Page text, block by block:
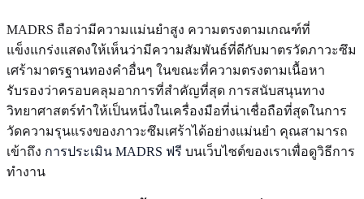
MADRS ถือว่ามีความแม่นยำสูง ความตรงตามเกณฑ์ที่
แข็งแกร่งแสดงให้เห็นว่ามีความสัมพันธ์ที่ดีกับมาตรวัดภาวะซึม
เศร้ามาตรฐานทองคำอื่นๆ ในขณะที่ความตรงตามเนื้อหา
รับรองว่าครอบคลุมอาการที่สำคัญที่สุด การสนับสนุนทาง
วิทยาศาสตร์ทำให้เป็นหนึ่งในเครื่องมือที่น่าเชื่อถือที่สุดในการ
วัดความรุนแรงของภาวะซึมเศร้าได้อย่างแม่นยำ คุณสามารถ
เข้าถึง การประเมิน MADRS ฟรี บนเว็บไซต์ของเราเพื่อดูวิธีการ
ทำงาน